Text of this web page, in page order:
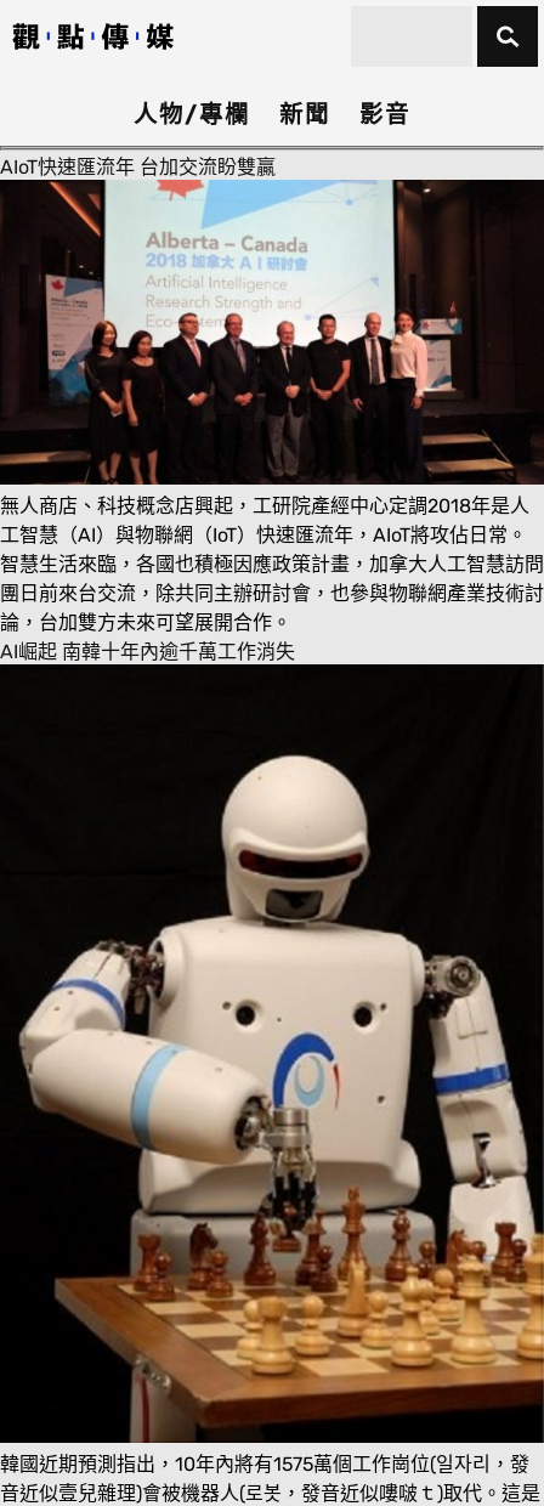
人物/專欄 新聞 影音
AIoT快速匯流年 台加交流盼雙贏
無人商店、科技概念店興起，工研院產經中心定調2018年是人
工智慧（AI）與物聯網（IoT）快速匯流年，AIoT將攻佔日常。
智慧生活來臨，各國也積極因應政策計畫，加拿大人工智慧訪問
團日前來台交流，除共同主辦研討會，也參與物聯網產業技術討
論，台加雙方未來可望展開合作。
AI崛起 南韓十年內逾千萬工作消失
韓國近期預測指出，10年內將有1575萬個工作崗位(일자리，發
音近似壹兒雜理)會被機器人(로봇，發音近似嘍啵ｔ)取代。這是